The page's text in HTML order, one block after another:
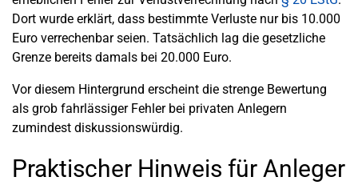
Dort wurde erklärt, dass bestimmte Verluste nur bis 10.000
Euro verrechenbar seien. Tatsächlich lag die gesetzliche
Grenze bereits damals bei 20.000 Euro.
Vor diesem Hintergrund erscheint die strenge Bewertung
als grob fahrlässiger Fehler bei privaten Anlegern
zumindest diskussionswürdig.
Praktischer Hinweis für Anleger